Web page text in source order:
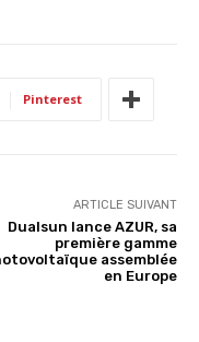
Pinterest
ARTICLE SUIVANT
Dualsun lance AZUR, sa
première gamme
assemblée
en Europe